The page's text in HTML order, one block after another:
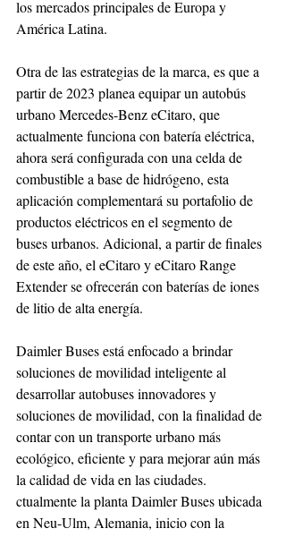
los mercados principales de Europa y
América Latina.
Otra de las estrategias de la marca, es que a
partir de 2023 planea equipar un autobús
urbano Mercedes-Benz eCitaro, que
actualmente funciona con batería eléctrica,
ahora será configurada con una celda de
combustible a base de hidrógeno, esta
aplicación complementará su portafolio de
productos eléctricos en el segmento de
buses urbanos. Adicional, a partir de finales
de este año, el eCitaro y eCitaro Range
Extender se ofrecerán con baterías de iones
de litio de alta energía.
Daimler Buses está enfocado a brindar
soluciones de movilidad inteligente al
desarrollar autobuses innovadores y
soluciones de movilidad, con la finalidad de
contar con un transporte urbano más
ecológico, eficiente y para mejorar aún más
la calidad de vida en las ciudades.
ctualmente la planta Daimler Buses ubicada
en Neu-Ulm, Alemania, inicio con la